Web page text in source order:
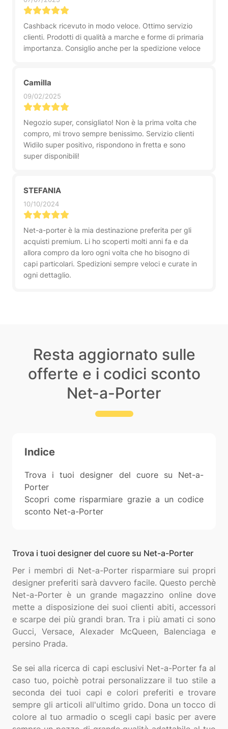
Cashback ricevuto in modo veloce. Ottimo servizio
clienti. Prodotti di qualità a marche e forme di primaria
importanza. Consiglio anche per la spedizione veloce
Camilla
09/02/2025
Negozio super, consigliato! Non è la prima volta che
compro, mi trovo sempre benissimo. Servizio clienti
Widilo super positivo, rispondono in fretta e sono
super disponibili!
STEFANIA
10/10/2024
Net-a-porter è la mia destinazione preferita per gli
acquisti premium. Li ho scoperti molti anni fa e da
allora compro da loro ogni volta che ho bisogno di
capi particolari. Spedizioni sempre veloci e curate in
ogni dettaglio.
Resta aggiornato sulle
offerte e i codici sconto
Net-a-Porter
Indice
Trova i tuoi designer del cuore su Net-a-
Porter
Scopri come risparmiare grazie a un codice
sconto Net-a-Porter
Trova i tuoi designer del cuore su Net-a-Porter
Per i membri di Net-a-Porter risparmiare sui propri
designer preferiti sarà davvero facile. Questo perchè
Net-a-Porter è un grande magazzino online dove
mette a disposizione dei suoi clienti abiti, accessori
e scarpe dei più grandi bran. Tra i più amati ci sono
Gucci, Versace, Alexader McQueen, Balenciaga e
persino Prada.
Se sei alla ricerca di capi esclusivi Net-a-Porter fa al
caso tuo, poichè potrai personalizzare il tuo stile a
seconda dei tuoi capi e colori preferiti e trovare
sempre gli articoli all'ultimo grido. Dona un tocco di
colore al tuo armadio o scegli capi basic per avere